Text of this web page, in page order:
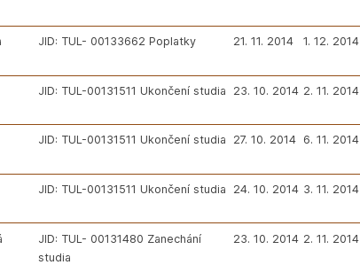
JID: TUL- 00133662 Poplatky 21. 11. 2014 1. 12. 2014
JID: TUL-00131511 Ukončení studia 23. 10. 2014 2. 11. 2014
JID: TUL-00131511 Ukončení studia 27. 10. 2014 6. 11. 2014
JID: TUL-00131511 Ukončení studia 24. 10. 2014 3. 11. 2014
JID: TUL- 00131480 Zanechání
studia
23. 10. 2014 2. 11. 2014